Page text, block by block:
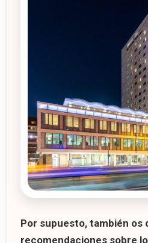
Por supuesto, también os
recomendaciones sobre